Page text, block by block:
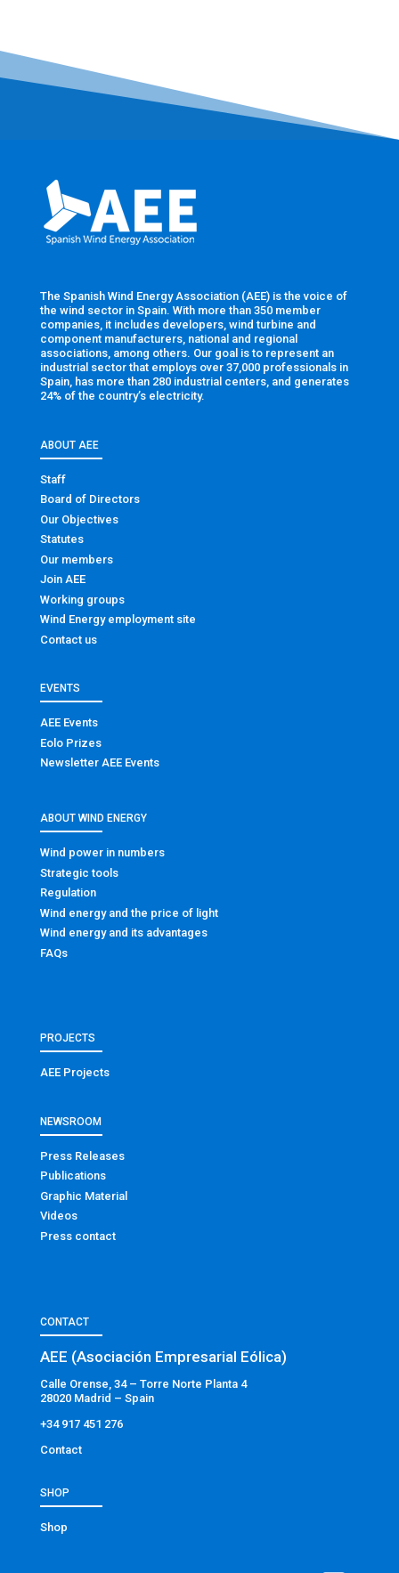
The Spanish Wind Energy Association (AEE) is the voice of
the wind sector in Spain. With more than 350 member
companies, it includes developers, wind turbine and
component manufacturers, national and regional
associations, among others. Our goal is to represent an
industrial sector that employs over 37,000 professionals in
Spain, has more than 280 industrial centers, and generates
24% of the country’s electricity.
ABOUT AEE
Staff
Board of Directors
Our Objectives
Statutes
Our members
Join AEE
Working groups
Wind Energy employment site
Contact us
EVENTS
AEE Events
Eolo Prizes
Newsletter AEE Events
ABOUT WIND ENERGY
Wind power in numbers
Strategic tools
Regulation
Wind energy and the price of light
Wind energy and its advantages
FAQs
PROJECTS
AEE Projects
NEWSROOM
Press Releases
Publications
Graphic Material
Videos
Press contact
CONTACT
AEE (Asociación Empresarial Eólica)
Calle Orense, 34 – Torre Norte Planta 4
28020 Madrid – Spain
+34 917 451 276
Contact
SHOP
Shop